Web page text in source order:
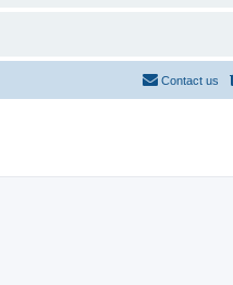
Contact us